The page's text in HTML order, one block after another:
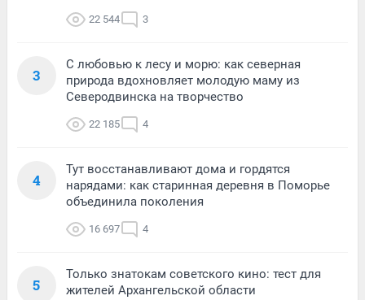
22 544 3
3
С любовью к лесу и морю: как северная
природа вдохновляет молодую маму из
Северодвинска на творчество
22 185 4
4
Тут восстанавливают дома и гордятся
нарядами: как старинная деревня в Поморье
объединила поколения
16 697 4
5
Только знатокам советского кино: тест для
жителей Архангельской области